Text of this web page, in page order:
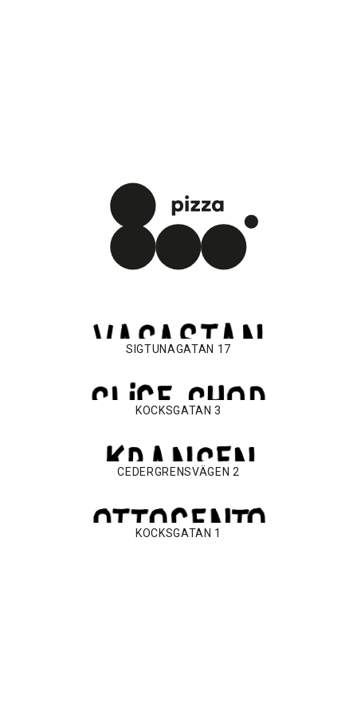
SIGTUNAGATAN 17
KOCKSGATAN 3
CEDERGRENSVÄGEN 2
KOCKSGATAN 1